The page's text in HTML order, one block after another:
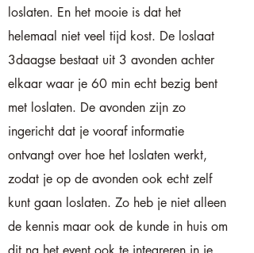
loslaten. En het mooie is dat het
helemaal niet veel tijd kost. De loslaat
3daagse bestaat uit 3 avonden achter
elkaar waar je 60 min echt bezig bent
met loslaten. De avonden zijn zo
ingericht dat je vooraf informatie
ontvangt over hoe het loslaten werkt,
zodat je op de avonden ook echt zelf
kunt gaan loslaten. Zo heb je niet alleen
de kennis maar ook de kunde in huis om